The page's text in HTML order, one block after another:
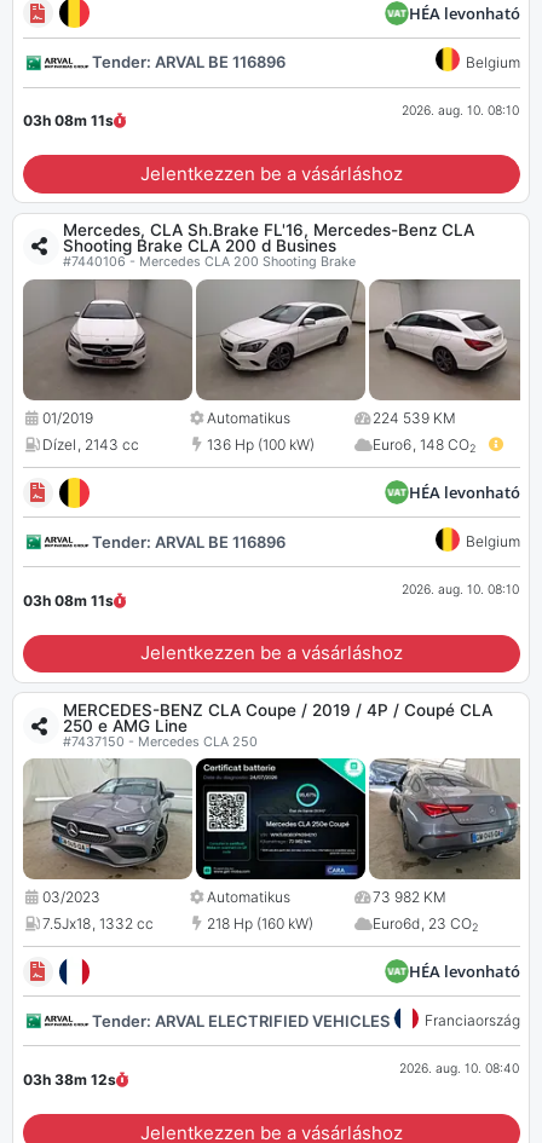
HÉA levonható
Tender: ARVAL BE 116896 Belgium
03h 08m 10s
2026. aug. 10. 08:10
Jelentkezzen be a vásárláshoz
Mercedes, CLA Sh.Brake FL'16, Mercedes-Benz CLA
Shooting Brake CLA 200 d Busines
#7440106 - Mercedes CLA 200 Shooting Brake
01/2019 Automatikus
224 539 KM
Dízel, 2143 cc 136 Hp (100 kW) Euro6, 148 CO2
HÉA levonható
Tender: ARVAL BE 116896 Belgium
03h 08m 10s
2026. aug. 10. 08:10
Jelentkezzen be a vásárláshoz
MERCEDES-BENZ CLA Coupe / 2019 / 4P / Coupé CLA
250 e AMG Line
#7437150 - Mercedes CLA 250
03/2023 Automatikus
73 982 KM
7.5Jx18, 1332 cc 218 Hp (160 kW) Euro6d, 23 CO2
HÉA levonható
Tender: ARVAL ELECTRIFIED VEHICLES 116867Franciaország
03h 38m 11s
2026. aug. 10. 08:40
Jelentkezzen be a vásárláshoz